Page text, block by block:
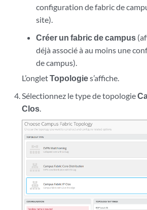
configuration de fabric de
site).
Créer un fabric de campus
déjà associé à au moins une
de campus).
L’ongletTopologies’affiche.
Sélectionnez le type de topologie
Clos.